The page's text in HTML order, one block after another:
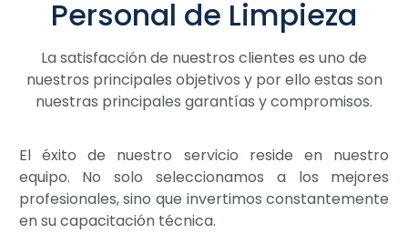
Personal de Limpieza
La satisfacción de nuestros clientes es uno de
nuestros principales objetivos y por ello estas son
nuestras principales garantías y compromisos.
El éxito de nuestro servicio reside en nuestro
equipo. No solo seleccionamos a los mejores
profesionales, sino que invertimos constantemente
en su capacitación técnica.